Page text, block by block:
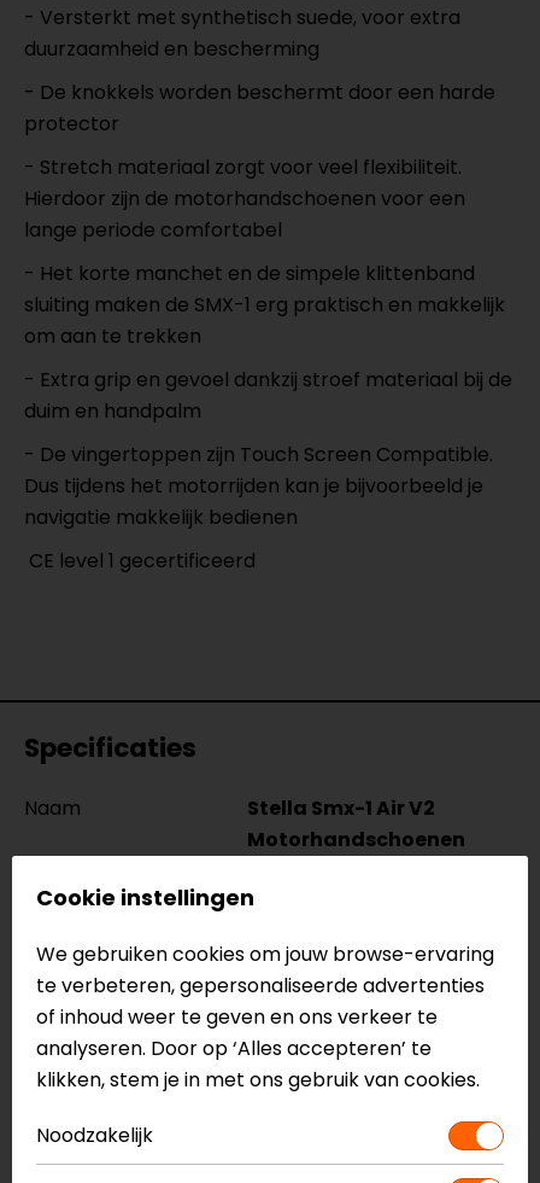
- Versterkt met synthetisch suede, voor extra
duurzaamheid en bescherming
- De knokkels worden beschermt door een harde
protector
- Stretch materiaal zorgt voor veel flexibiliteit.
Hierdoor zijn de motorhandschoenen voor een
lange periode comfortabel
- Het korte manchet en de simpele klittenband
sluiting maken de SMX-1 erg praktisch en makkelijk
om aan te trekken
- Extra grip en gevoel dankzij stroef materiaal bij de
duim en handpalm
- De vingertoppen zijn Touch Screen Compatible.
Dus tijdens het motorrijden kan je bijvoorbeeld je
navigatie makkelijk bedienen
CE level 1 gecertificeerd
Specificaties
Naam
Stella Smx-1 Air V2
Motorhandschoenen
Merk
Alpinestars
Manchetlengte
Kort
Materiaal
Textiel, Leer
Rijstijl
Urban, Sportief
Seizoen
Zomer
Thermovoering
Ja/Nee
Nee
Touch tip aanwezig
Cookie instellingen
We gebruiken cookies om jouw browse-ervaring
te verbeteren, gepersonaliseerde advertenties
of inhoud weer te geven en ons verkeer te
analyseren. Door op ‘Alles accepteren’ te
klikken, stem je in met ons gebruik van cookies.
Noodzakelijk